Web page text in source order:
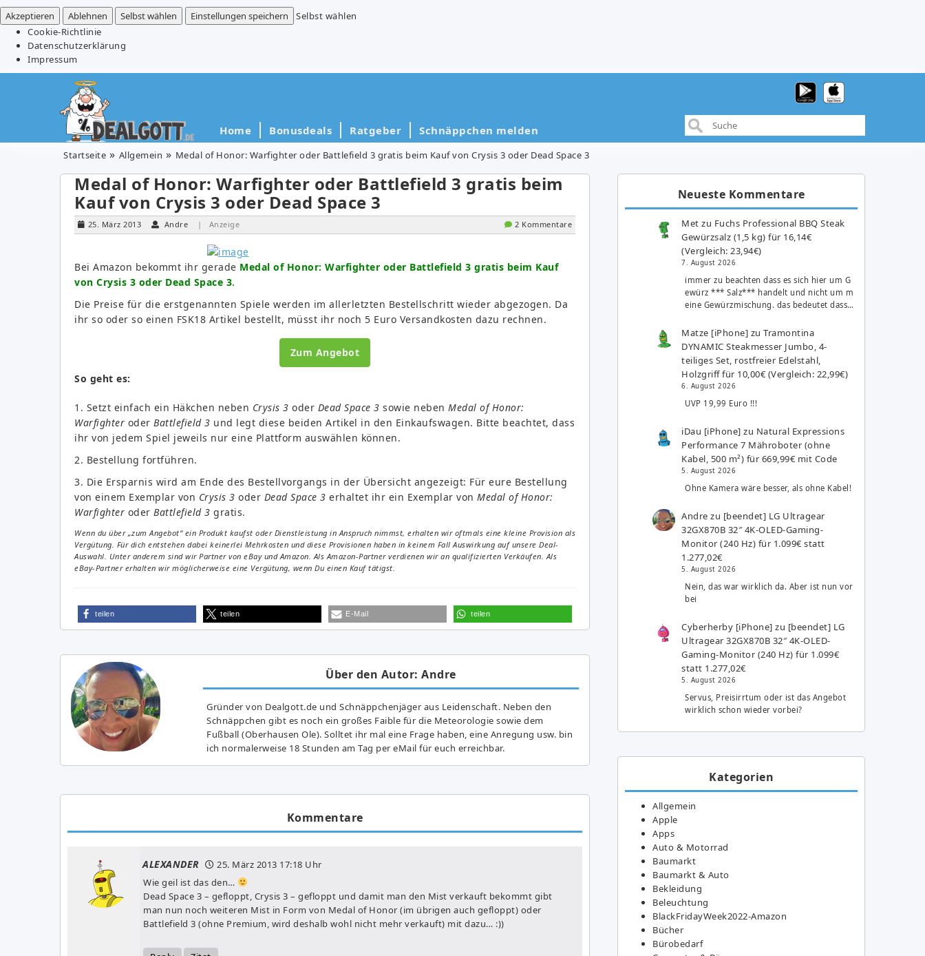
Akzeptieren
Ablehnen Selbst wählen Einstellungen speichern
Selbst wählen
Cookie-Richtlinie
Datenschutzerklärung
Impressum
Home Bonusdeals Ratgeber Schnäppchen melden
Startseite Allgemein Medal of Honor: Warfighter oder Battlefield 3 gratis beim Kauf von Crysis 3 oder Dead Space 3
Medal of Honor: Warfighter oder Battlefield 3 gratis beim
Kauf von Crysis 3 oder Dead Space 3
25. März 2013 Andre | Anzeige 2 Kommentare
Bei Amazon bekommt ihr gerade Medal of Honor: Warfighter oder Battlefield 3 gratis beim Kauf
von Crysis 3 oder Dead Space 3.
Die Preise für die erstgenannten Spiele werden im allerletzten Bestellschritt wieder abgezogen. Da
ihr so oder so einen FSK18 Artikel bestellt, müsst ihr noch 5 Euro Versandkosten dazu rechnen.
Zum Angebot
So geht es:
1. Setzt einfach ein Häkchen neben Crysis 3 oder Dead Space 3 sowie neben Medal of Honor:
Warfighter oder Battlefield 3 und legt diese beiden Artikel in den Einkaufswagen. Bitte beachtet, dass
ihr von jedem Spiel jeweils nur eine Plattform auswählen können.
2. Bestellung fortführen.
3. Die Ersparnis wird am Ende des Bestellvorgangs in der Übersicht angezeigt: Für eure Bestellung
von einem Exemplar von Crysis 3 oder Dead Space 3 erhaltet ihr ein Exemplar von Medal of Honor:
Warfighter oder Battlefield 3 gratis.
Wenn du über „zum Angebot“ ein Produkt kaufst oder Dienstleistung in Anspruch nimmst, erhalten wir oftmals eine kleine Provision als
Vergütung. Für dich entstehen dabei keinerlei Mehrkosten und diese Provisionen haben in keinem Fall Auswirkung auf unsere Deal-
Auswahl. Unter anderem sind wir Partner von eBay und Amazon. Als Amazon-Partner verdienen wir an qualifizierten Verkäufen. Als
eBay-Partner erhalten wir möglicherweise eine Vergütung, wenn Du einen Kauf tätigst.
teilen teilen E-Mail teilen
Über den Autor: Andre
Gründer von Dealgott.de und Schnäppchenjäger aus Leidenschaft. Neben den
Schnäppchen gibt es noch ein großes Fai­ble für die Meteorologie sowie dem
Fußball (Oberhausen Ole). Solltet ihr mal eine Frage haben, eine Anregung usw. bin
ich normalerweise 18 Stunden am Tag per eMail für euch erreichbar.
Kommentare
ALEXANDER 25. März 2013 17:18 Uhr
Wie geil ist das den…
Dead Space 3 – gefloppt, Crysis 3 – gefloppt und damit man den Mist verkauft bekommt gibt
man nun noch weiteren Mist in Form von Medal of Honor (im übrigen auch gefloppt) oder
Battlefield 3 (ohne Premium, wird deshalb wohl nicht mehr verkauft) mit dazu… :))
Neueste Kommentare
Met zu Fuchs Professional BBQ Steak
Gewürzsalz (1,5 kg) für 16,14€
(Vergleich: 23,94€)
7. August 2026
immer zu beachten dass es sich hier um G
ewürz *** Salz*** handelt und nicht um m
eine Gewürzmischung. das bedeutet dass…
Matze [iPhone] zuTramontina
DYNAMIC Steakmesser Jumbo, 4-
teiliges Set, rostfreier Edelstahl,
Holzgriff für 10,00€ (Vergleich: 22,99€)
6. August 2026
UVP 19,99 Euro !!!
iDau [iPhone] zu Natural Expressions
Performance 7 Mähroboter (ohne
Kabel, 500 m²) für 669,99€ mit Code
5. August 2026
Ohne Kamera wäre besser, als ohne Kabel!
Andre zu [beendet] LG Ultragear
32GX870B 32″ 4K-OLED-Gaming-
Monitor (240 Hz) für 1.099€ statt
1.277,02€
5. August 2026
Nein, das war wirklich da. Aber ist nun vor
bei
Cyberherby [iPhone] zu [beendet] LG
Ultragear 32GX870B 32″ 4K-OLED-
Gaming-Monitor (240 Hz) für 1.099€
statt 1.277,02€
5. August 2026
Servus, Preisirrtum oder ist das Angebot
wirklich schon wieder vorbei?
Kategorien
Allgemein
Apple
Apps
Auto & Motorrad
Baumarkt
Baumarkt & Auto
Bekleidung
Beleuchtung
BlackFridayWeek2022-Amazon
Bücher
Bürobedarf